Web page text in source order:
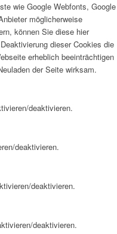
wie Google Webfonts, Google
möglicherweise
können Sie diese hier
dieser Cookies die
erheblich beeinträchtigen
der Seite wirksam.
deaktivieren.
deaktivieren.
deaktivieren.
deaktivieren.